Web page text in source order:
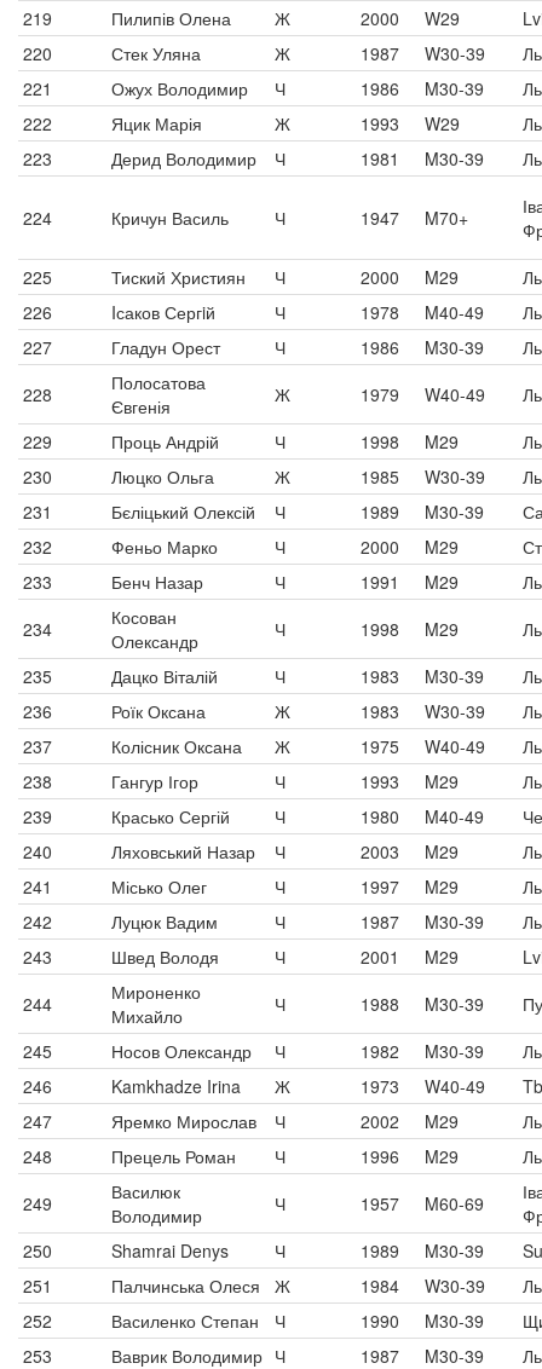
219
Пилипів Олена Ж 2000 W29
220
Стек Уляна Ж 1987 W30-39
221
Ожух Володимир Ч 1986 M30-39
222
Яцик Марія Ж 1993 W29
223
Дерид Володимир Ч 1981 M30-39
224 Кричун Василь Ч 1947 M70+
225
Тиский Християн Ч 2000 M29
226
Iсаков Сергiй Ч 1978 M40-49
227
Гладун Орест Ч 1986 M30-39
228
Полосатова
Євгенія
Ж 1979 W40-49
229
Проць Андрій Ч 1998 M29
230
Люцко Ольга Ж 1985 W30-39
231
Бєліцький Олексій Ч 1989 M30-39
232
Феньо Марко Ч 2000 M29
233
Бенч Назар Ч 1991 M29
234
Косован
Олександр
Ч 1998 M29
235
Дацко Віталій Ч 1983 M30-39
236
Роїк Оксана Ж 1983 W30-39
237
Колісник Оксана Ж 1975 W40-49
238
Гангур Ігор Ч 1993 M29
239
Красько Сергій Ч 1980 M40-49
240
Ляховський Назар Ч 2003 M29
241
Місько Олег Ч 1997 M29
242
Луцюк Вадим Ч 1987 M30-39
243
Швед Володя Ч 2001 M29
244
Мироненко
Михайло
Ч 1988 M30-39
245
Носов Олександр Ч 1982 M30-39
246
Kamkhadze Irina Ж 1973 W40-49
247
Яремко Мирослав Ч 2002 M29
248
Прецель Роман Ч 1996 M29
249
Василюк
Володимир
Ч 1957 M60-69
250
Shamrai Denys Ч 1989 M30-39
251
Палчинська Олеся Ж 1984 W30-39
252
Василенко Степан Ч 1990 M30-39
253
Ваврик Володимир Ч 1987 M30-39